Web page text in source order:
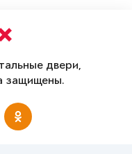
двери,
защищены.